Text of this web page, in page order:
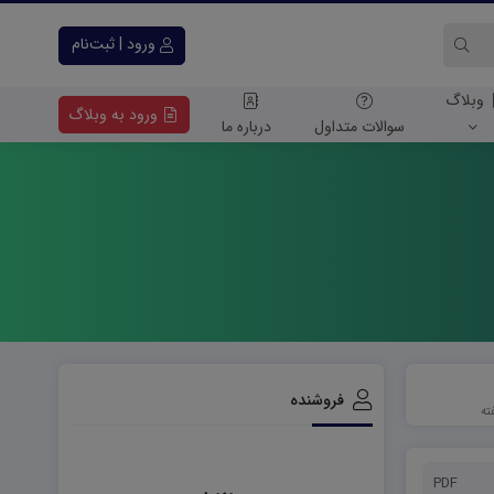
ورود | ثبت‌نام
وبلاگ
سوالات متداول درباره ما
ورود به وبلاگ
PDF
فروشنده